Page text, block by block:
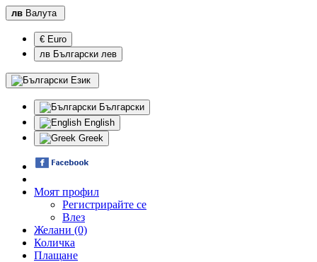
лв Валута
€ Euro
лв Български лев
Език
Български
English
Greek
Моят профил
Регистрирайте се
Влез
Желани (0)
Количка
Плащане